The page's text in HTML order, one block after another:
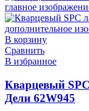
В корзину
Сравнить
В избранное
Кварцевый
Дели 62W945